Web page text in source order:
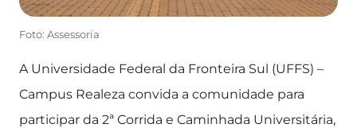
Foto: Assessoria
A Universidade Federal da Fronteira Sul (UFFS) –
Campus Realeza convida a comunidade para
participar da 2ª Corrida e Caminhada Universitária,